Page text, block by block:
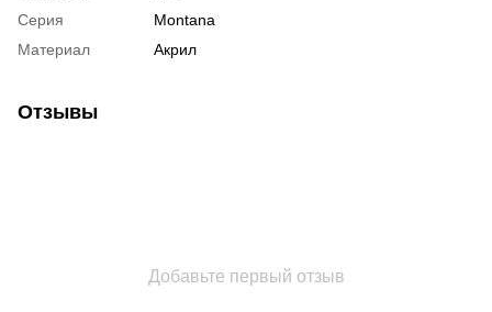
Серия
Montana
Материал
Акрил
Отзывы
Добавьте первый отзыв